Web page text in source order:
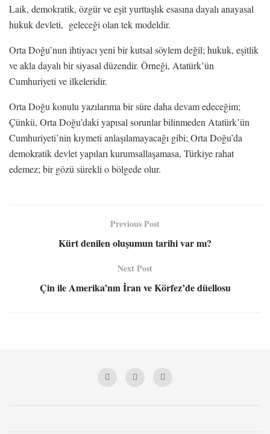
Laik, demokratik, özgür ve eşit yurttaşlık esasına dayalı anayasal
hukuk devleti, geleceği olan tek modeldir.
Orta Doğu’nun ihtiyacı yeni bir kutsal söylem değil; hukuk, eşitlik
ve akla dayalı bir siyasal düzendir. Örneği, Atatürk’ün
Cumhuriyeti ve ilkeleridir.
Orta Doğu konulu yazılarıma bir süre daha devam edeceğim;
Çünkü, Orta Doğu’daki yapısal sorunlar bilinmeden Atatürk’ün
Cumhuriyeti’nin kıymeti anlaşılamayacağı gibi; Orta Doğu’da
demokratik devlet yapıları kurumsallaşamasa, Türkiye rahat
edemez; bir gözü sürekli o bölgede olur.
Previous Post
Kürt denilen oluşumun tarihi var mı?
Next Post
Çin ile Amerika’nın İran ve Körfez’de düellosu